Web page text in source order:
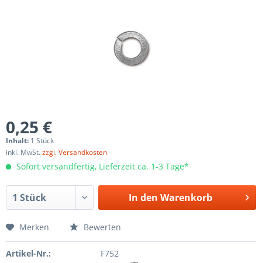
0,25 €
Inhalt: 1 Stück
inkl. MwSt.zzgl. Versandkosten
Sofort versandfertig, Lieferzeit ca. 1-3 Tage*
In den Warenkorb
Merken Bewerten
Artikel-Nr.: F752